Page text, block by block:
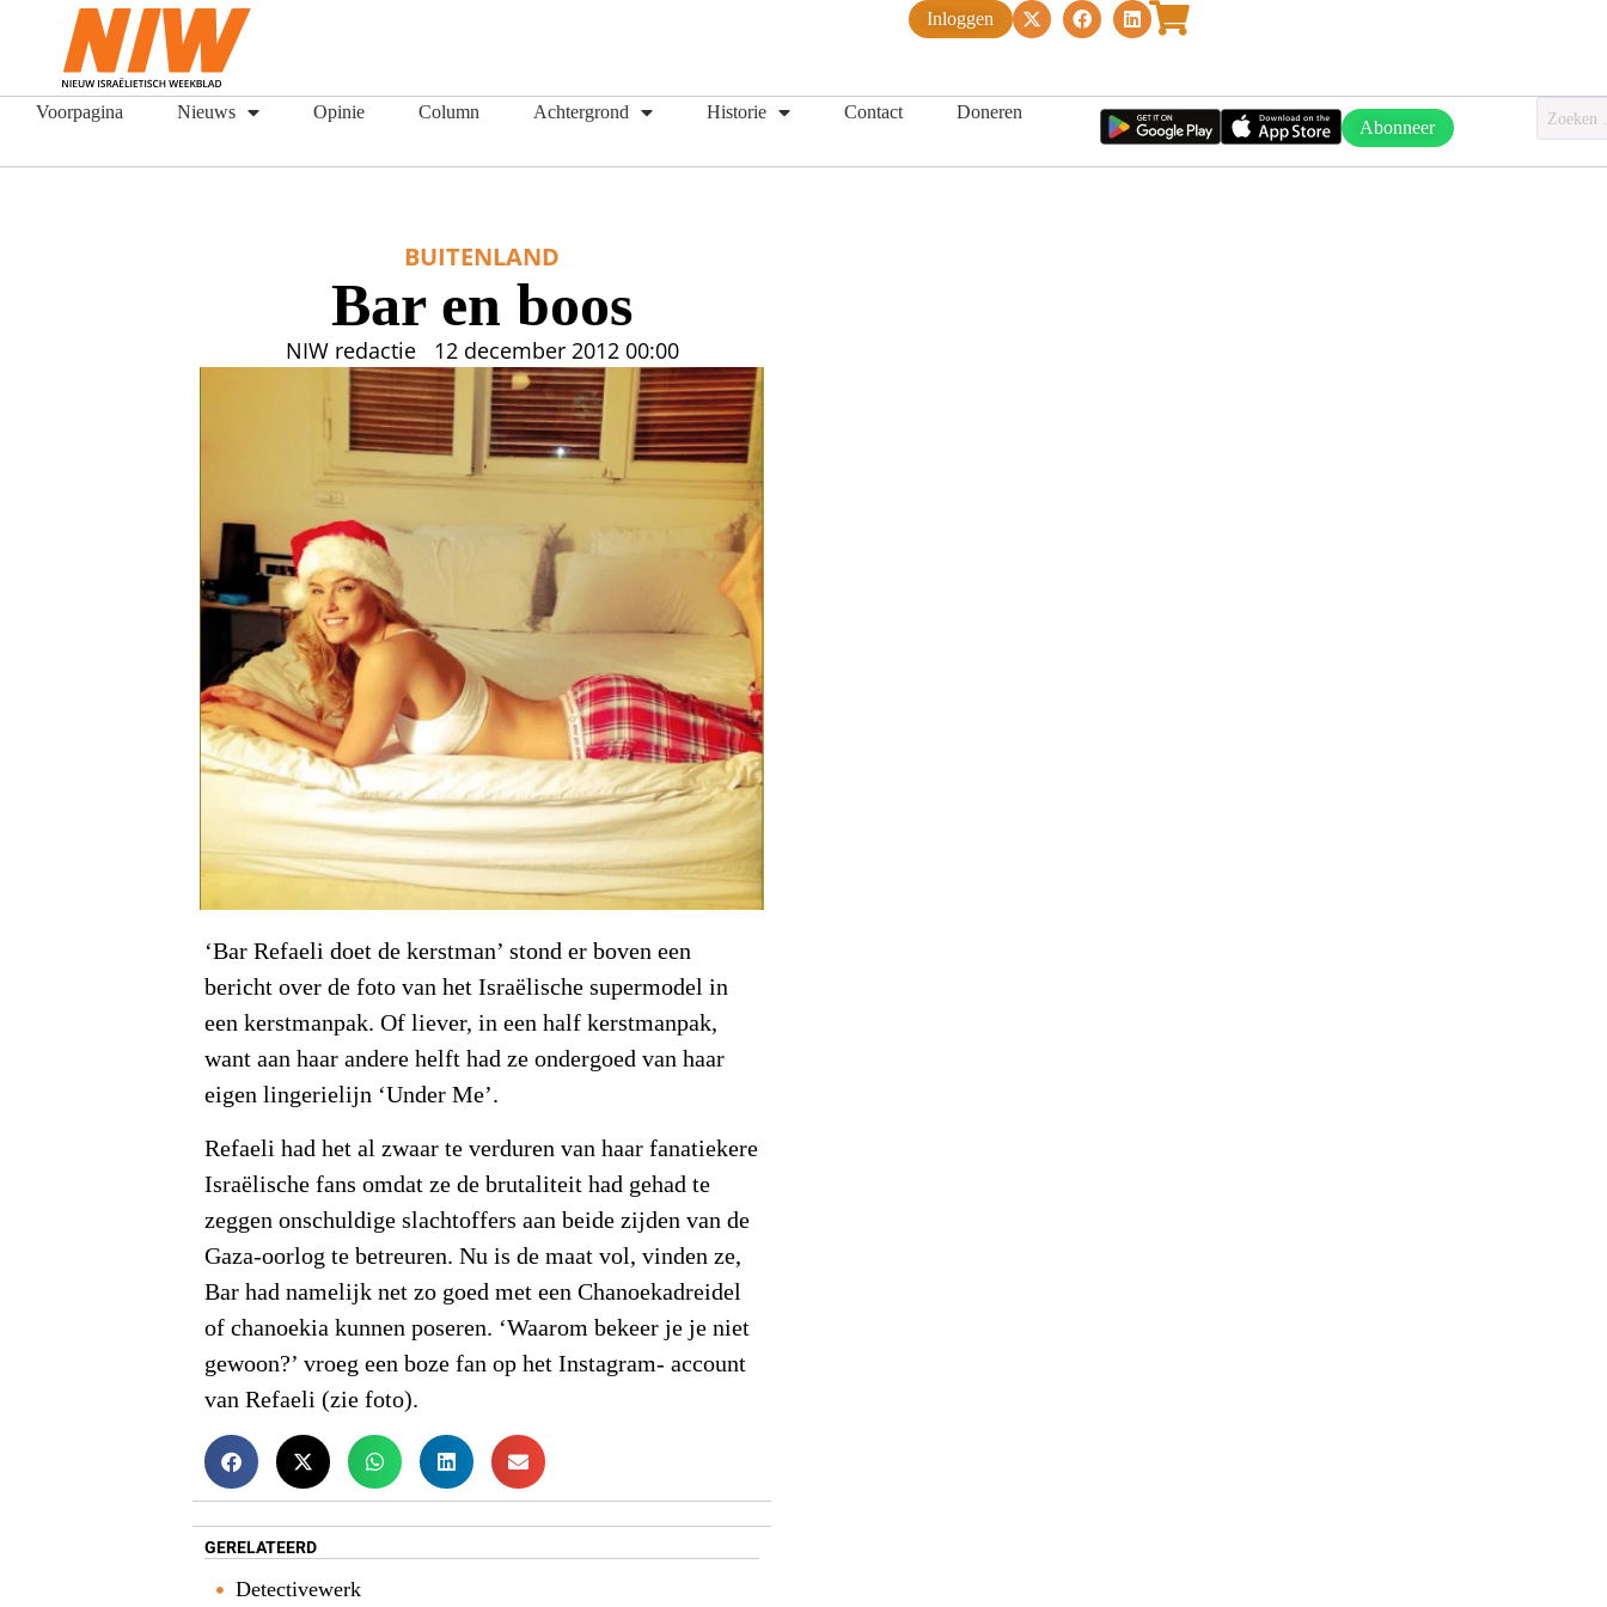
Inloggen
Voorpagina Nieuws Opinie Column Achtergrond Historie Contact Doneren
Abonneer
BUITENLAND
Bar en boos
NIW redactie 12 december 2012 00:00
‘Bar Refaeli doet de kerstman’ stond er boven een
bericht over de foto van het Israëlische supermodel in
een kerstmanpak. Of liever, in een half kerstmanpak,
want aan haar andere helft had ze ondergoed van haar
eigen lingerielijn ‘Under Me’.
Refaeli had het al zwaar te verduren van haar fanatiekere
Israëlische fans omdat ze de brutaliteit had gehad te
zeggen onschuldige slachtoffers aan beide zijden van de
Gaza-oorlog te betreuren. Nu is de maat vol, vinden ze,
Bar had namelijk net zo goed met een Chanoekadreidel
of chanoekia kunnen poseren. ‘Waarom bekeer je je niet
gewoon?’ vroeg een boze fan op het Instagram- account
van Refaeli (zie foto).
GERELATEERD
Detectivewerk